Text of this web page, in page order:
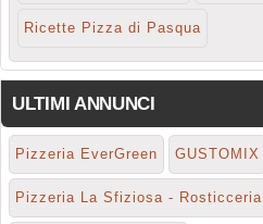
Ricette Pizza di Pasqua
ULTIMI ANNUNCI
Pizzeria EverGreen GUSTOMIX
Pizzeria La Sfiziosa - Rosticceria